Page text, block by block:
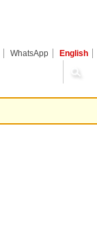
WhatsApp English